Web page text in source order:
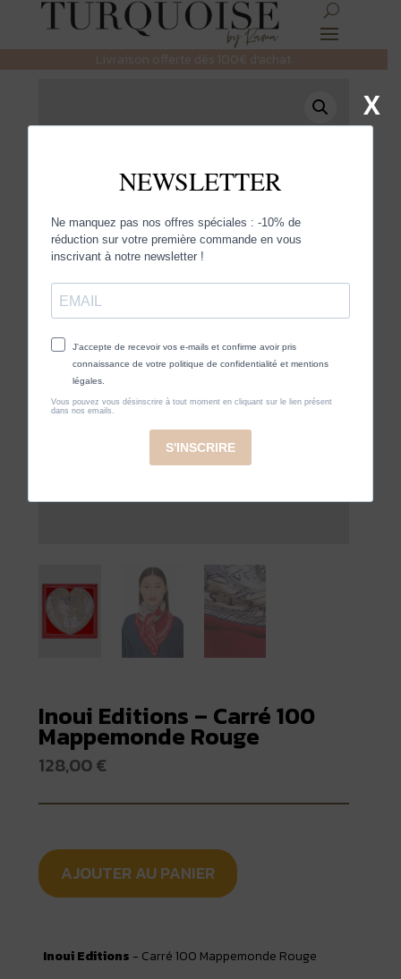
Livraison offerte dès 100€ d’achat
Inoui Editions – Carré 100
Mappemonde Rouge
128,00€
AJOUTER AU PANIER
Inoui Editions - Carré 100 Mappemonde Rouge
X